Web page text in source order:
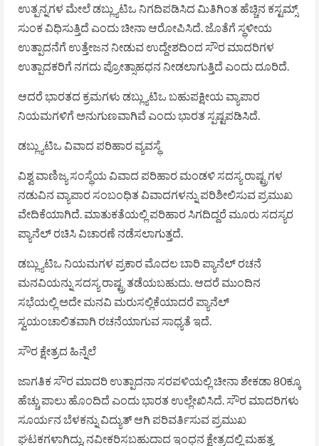
ಉತ್ಪನ್ನಗಳ ಮೇಲೆ ಡಬ್ಲ್ಯುಟಿಒ ನಿಗದಿಪಡಿಸಿದ ಮಿತಿಗಿಂತ ಹೆಚ್ಚಿನ ಕಸ್ಟಮ್ಸ್
ಸುಂಕ ವಿಧಿಸುತ್ತಿದೆ ಎಂದು ಚೀನಾ ಆರೋಪಿಸಿದೆ. ಜೊತೆಗೆ ಸ್ಥಳೀಯ
ಉತ್ಪಾದನೆಗೆ ಉತ್ತೇಜನ ನೀಡುವ ಉದ್ದೇಶದಿಂದ ಸೌರ ಮಾದರಿಗಳ
ಉತ್ಪಾದಕರಿಗೆ ನಗದು ಪ್ರೋತ್ಸಾಹಧನ ನೀಡಲಾಗುತ್ತಿದೆ ಎಂದು ದೂರಿದೆ.
ಆದರೆ ಭಾರತದ ಕ್ರಮಗಳು ಡಬ್ಲ್ಯುಟಿಒ ಬಹುಪಕ್ಷೀಯ ವ್ಯಾಪಾರ
ನಿಯಮಗಳಿಗೆ ಅನುಗುಣವಾಗಿವೆ ಎಂದು ಭಾರತ ಸ್ಪಷ್ಟಪಡಿಸಿದೆ.
ಡಬ್ಲ್ಯುಟಿಒ ವಿವಾದ ಪರಿಹಾರ ವ್ಯವಸ್ಥೆ
ವಿಶ್ವ ವಾಣಿಜ್ಯ ಸಂಸ್ಥೆಯ ವಿವಾದ ಪರಿಹಾರ ಮಂಡಳಿ ಸದಸ್ಯ ರಾಷ್ಟ್ರಗಳ
ನಡುವಿನ ವ್ಯಾಪಾರ ಸಂಬಂಧಿತ ವಿವಾದಗಳನ್ನು ಪರಿಶೀಲಿಸುವ ಪ್ರಮುಖ
ವೇದಿಕೆಯಾಗಿದೆ. ಮಾತುಕತೆಯಲ್ಲಿ ಪರಿಹಾರ ಸಿಗದಿದ್ದರೆ ಮೂರು ಸದಸ್ಯರ
ಪ್ಯಾನೆಲ್ ರಚಿಸಿ ವಿಚಾರಣೆ ನಡೆಸಲಾಗುತ್ತದೆ.
ಡಬ್ಲ್ಯುಟಿಒ ನಿಯಮಗಳ ಪ್ರಕಾರ ಮೊದಲ ಬಾರಿ ಪ್ಯಾನೆಲ್ ರಚನೆ
ಮನವಿಯನ್ನು ಸದಸ್ಯ ರಾಷ್ಟ್ರ ತಡೆಯಬಹುದು. ಆದರೆ ಮುಂದಿನ
ಸಭೆಯಲ್ಲಿ ಅದೇ ಮನವಿ ಮರುಸಲ್ಲಿಕೆಯಾದರೆ ಪ್ಯಾನೆಲ್
ಸ್ವಯಂಚಾಲಿತವಾಗಿ ರಚನೆಯಾಗುವ ಸಾಧ್ಯತೆ ಇದೆ.
ಸೌರ ಕ್ಷೇತ್ರದ ಹಿನ್ನೆಲೆ
ಜಾಗತಿಕ ಸೌರ ಮಾದರಿ ಉತ್ಪಾದನಾ ಸರಪಳಿಯಲ್ಲಿ ಚೀನಾ ಶೇಕಡಾ 80ಕ್ಕೂ
ಹೆಚ್ಚು ಪಾಲು ಹೊಂದಿದೆ ಎಂದು ಭಾರತ ಉಲ್ಲೇಖಿಸಿದೆ. ಸೌರ ಮಾದರಿಗಳು
ಸೂರ್ಯನ ಬೆಳಕನ್ನು ವಿದ್ಯುತ್ ಆಗಿ ಪರಿವರ್ತಿಸುವ ಪ್ರಮುಖ
ಘಟಕಗಳಾಗಿದ್ದು, ನವೀಕರಿಸಬಹುದಾದ ಇಂಧನ ಕ್ಷೇತ್ರದಲ್ಲಿ ಮಹತ್ವ